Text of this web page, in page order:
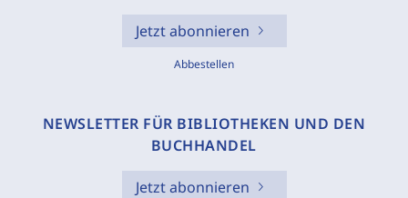
Jetzt abonnieren
Abbestellen
NEWSLETTER FÜR BIBLIOTHEKEN UND DEN
BUCHHANDEL
Jetzt abonnieren